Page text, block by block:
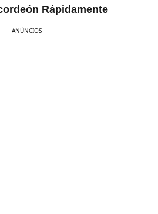
Rápidamente
ANÚNCIOS